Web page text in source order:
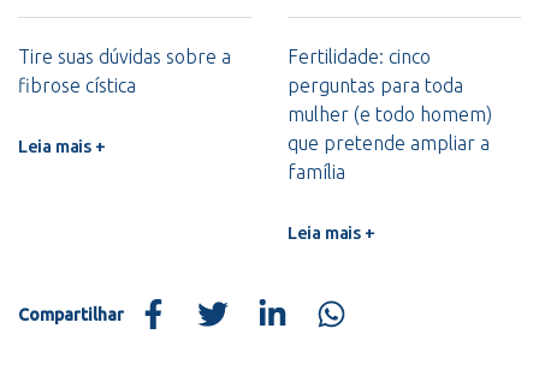
Tire suas dúvidas sobre a
fibrose cística
Leia mais +
Fertilidade: cinco
perguntas para toda
mulher (e todo homem)
que pretende ampliar a
família
Leia mais +
Compartilhar